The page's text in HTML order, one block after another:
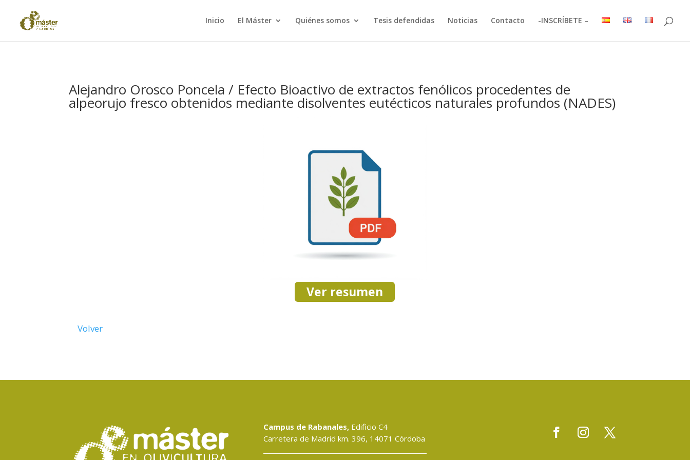
Inicio El Máster Quiénes somos Tesis defendidas Noticias Contacto -INSCRÍBETE –
Alejandro Orosco Poncela / Efecto Bioactivo de extractos fenólicos procedentes de
alpeorujo fresco obtenidos mediante disolventes eutécticos naturales profundos (NADES)
Ver resumen
Volver
Campus de Rabanales,Edificio C4
Carretera de Madrid km. 396, 14071 Córdoba